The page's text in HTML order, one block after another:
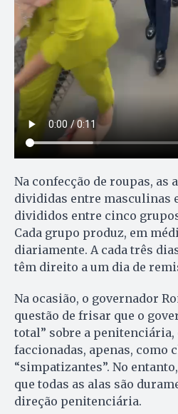
Na confecção de roupas, as
divididas entre masculinas
divididos entre cinco grupos
Cada grupo produz, em
diariamente. A cada três
têm direito a um dia de
Na ocasião, o governador
questão de frisar que o
total” sobre a penitenciária,
faccionadas, apenas, como
“simpatizantes”. No
que todas as alas são
direção penitenciária.